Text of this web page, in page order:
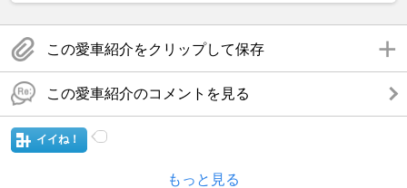
この愛車紹介をクリップして保存
この愛車紹介のコメントを見る
イイね！
もっと見る